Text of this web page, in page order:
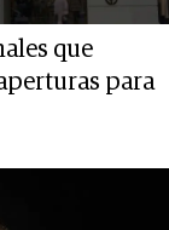
que
para